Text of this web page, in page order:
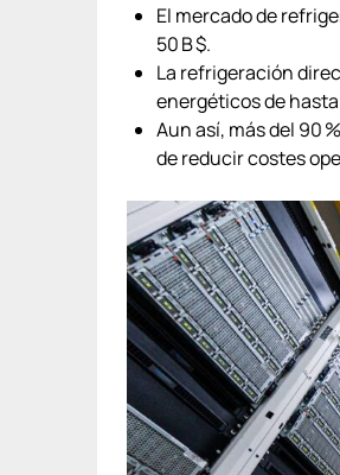
El mercado de
50 B $.
La refrigeración
energéticos de
Aun así, más del 90
de reducir costes